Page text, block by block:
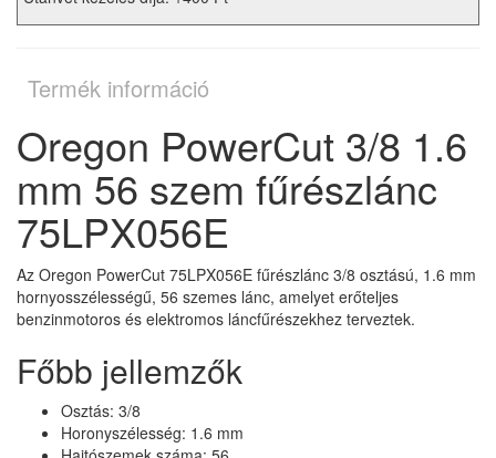
Termék információ
Oregon PowerCut 3/8 1.6
mm 56 szem fűrészlánc
75LPX056E
Az Oregon PowerCut 75LPX056E fűrészlánc 3/8 osztású, 1.6 mm
hornyosszélességű, 56 szemes lánc, amelyet erőteljes
benzinmotoros és elektromos láncfűrészekhez terveztek.
Főbb jellemzők
Osztás: 3/8
Horonyszélesség: 1.6 mm